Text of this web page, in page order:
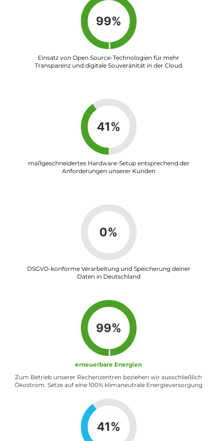
100%
Einsatz von Open Source-Technologien für mehr
Transparenz und digitale Souveränität in der Cloud
100%
maßgeschneidertes Hardware-Setup entsprechend der
Anforderungen unserer Kunden
79%
DSGVO-konforme Verarbeitung und Speicherung deiner
Daten in Deutschland
100%
erneuerbare Energien
Zum Betrieb unserer Rechenzentren beziehen wir ausschließlich
Ökostrom. Setze auf eine 100% klimaneutrale Energieversorgung
100%